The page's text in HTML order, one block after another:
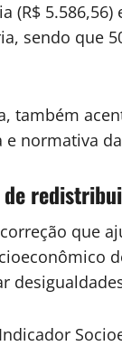
sendo que
normativa
que